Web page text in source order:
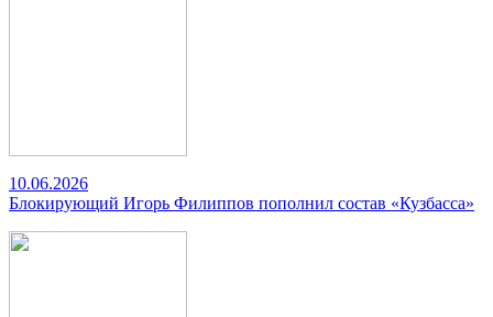
10.06.2026
Блокирующий Игорь Филиппов пополнил состав «Кузбасса»